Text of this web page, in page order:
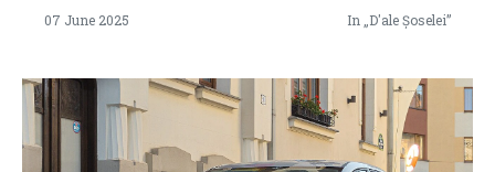
07 June 2025 In „D'ale Șoselei”